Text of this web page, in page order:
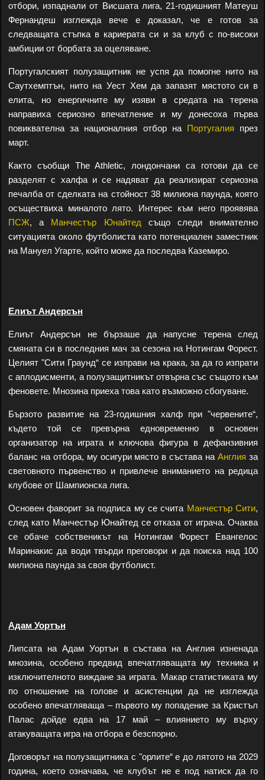
отбори, изпаднали от Висшата лига, 21-годишният Матеуш
Фернандеш изглежда вече е доказал, че е готов за
следващата стъпка в кариерата си и за клуб с по-високи
амбиции от борбата за оцеляване.
Португалският полузащитник не успя да помогне нито на
Саутхемптън, нито на Уест Хем да запазят мястото си в
елита, но енергичните му изяви в средата на терена
направиха сериозно впечатление и му донесоха първа
повиквателна за националния отбор на Португалия през
март.
Както съобщи The Athletic, лондончани са готови да се
разделят с халфа и се надяват да реализират сериозна
печалба от сделката на стойност 38 милиона паунда, която
осъществиха миналото лято. Интерес към него проявява
ПСЖ, а Манчестър Юнайтед също следи внимателно
ситуацията около футболиста като потенциален заместник
на Мануел Угарте, който може да последва Каземиро.
Елиът Андерсън
Елиът Андерсън не бързаше да напусне терена след
смяната си в последния мач за сезона на Нотингам Форест.
Целият "Сити Граунд“ се изправи на крака, за да го изпрати
с аплодисменти, а полузащитникът отвърна със същото към
феновете. Мнозина приеха това като възможно сбогуване.
Бързото развитие на 23-годишния халф при "червените“,
където той се превърна едновременно в основен
организатор на играта и ключова фигура в дефанзивния
баланс на отбора, му осигури място в състава наАнглия за
световното първенство и привлече вниманието на редица
клубове от Шампионска лига.
Основен фаворит за подписа му се счита Манчестър Сити,
след като Манчестър Юнайтед се отказа от играча. Очаква
се обаче собственикът на Нотингам Форест Евангелос
Маринакис да води твърди преговори и да поиска над 100
милиона паунда за своя футболист.
Адам Уортън
Липсата на Адам Уортън в състава на Англия изненада
мнозина, особено предвид впечатляващата му техника и
изключителното виждане за играта. Макар статистиката му
по отношение на голове и асистенции да не изглежда
особено впечатляваща – първото му попадение за Кристъл
Палас дойде едва на 17 май – влиянието му върху
атакуващата игра на отбора е безспорно.
Договорът на полузащитника с "орлите“ е до лятото на 2029
година, което означава, че клубът не е под натиск да го